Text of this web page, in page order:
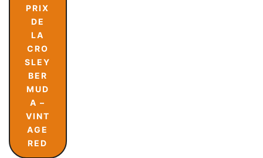
PRIX
DE
LA
CRO
SLEY
BER
MUD
A –
VINT
AGE
RED